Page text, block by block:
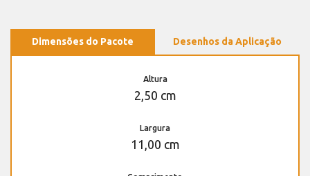
Dimensões do Pacote Desenhos da Aplicação
Altura
2,50 cm
Largura
11,00 cm